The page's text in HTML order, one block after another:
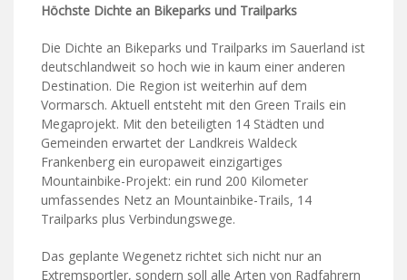
Höchste Dichte an Bikeparks und Trailparks
Die Dichte an Bikeparks und Trailparks im Sauerland ist
deutschlandweit so hoch wie in kaum einer anderen
Destination. Die Region ist weiterhin auf dem
Vormarsch. Aktuell entsteht mit den Green Trails ein
Megaprojekt. Mit den beteiligten 14 Städten und
Gemeinden erwartet der Landkreis Waldeck
Frankenberg ein europaweit einzigartiges
Mountainbike-Projekt: ein rund 200 Kilometer
umfassendes Netz an Mountainbike-Trails, 14
Trailparks plus Verbindungswege.
Das geplante Wegenetz richtet sich nicht nur an
Extremsportler, sondern soll alle Arten von Radfahrern